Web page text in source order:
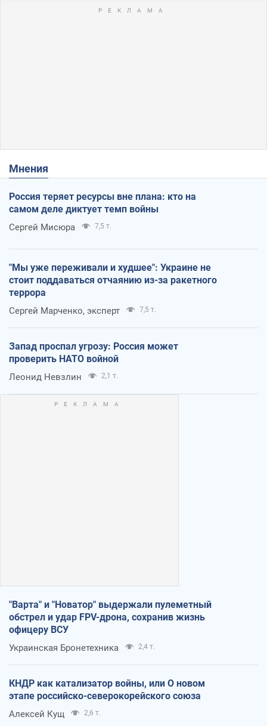
Мнения
Россия теряет ресурсы вне плана: кто на
самом деле диктует темп войны
Сергей Мисюра 7,5 т.
"Мы уже переживали и худшее": Украине не
стоит поддаваться отчаянию из-за ракетного
террора
Сергей Марченко, эксперт 7,5 т.
Запад проспал угрозу: Россия может
проверить НАТО войной
Леонид Невзлин 2,1 т.
"Варта" и "Новатор" выдержали пулеметный
обстрел и удар FPV-дрона, сохранив жизнь
офицеру ВСУ
Украинская Бронетехника 2,4 т.
КНДР как катализатор войны, или О новом
этапе российско-северокорейского союза
Алексей Кущ 2,6 т.